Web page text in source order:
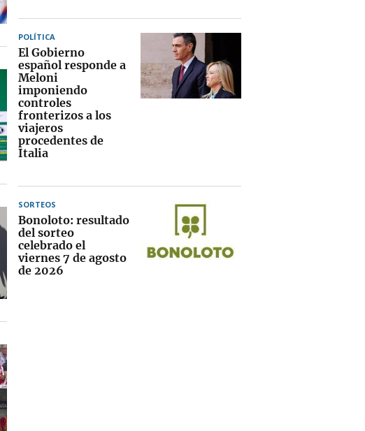
POLÍTICA
El Gobierno
español responde a
Meloni
imponiendo
controles
fronterizos a los
viajeros
procedentes de
Italia
SORTEOS
Bonoloto: resultado
del sorteo
celebrado el
viernes 7 de agosto
de 2026